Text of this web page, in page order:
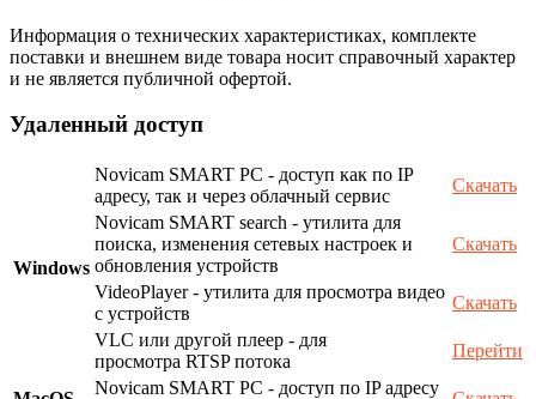
Информация о технических характеристиках, комплекте
поставки и внешнем виде товара носит справочный характер
и не является публичной офертой.
Удаленный доступ
Windows
Novicam SMART PC - доступ как по IP
адресу, так и через облачный сервис
Скачать
Novicam SMART search - утилита для
поиска, изменения сетевых настроек и
обновления устройств
Скачать
VideoPlayer - утилита для просмотра видео
с устройств
Скачать
VLC или другой плеер - для
просмотра RTSP потока
Перейти
Novicam SMART PC - доступ по IP адресу